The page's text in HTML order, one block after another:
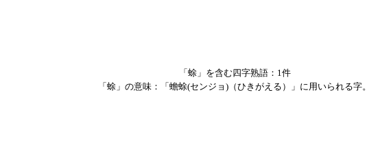
「蜍」を含む四字熟語：1件
「蜍」の意味：「蟾蜍(センジョ)（ひきがえる）」に用いられる字。